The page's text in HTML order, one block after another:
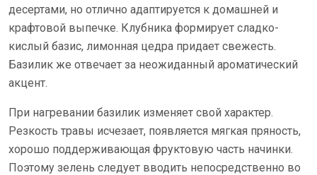
десертами, но отлично адаптируется к домашней и
крафтовой выпечке. Клубника формирует сладко-
кислый базис, лимонная цедра придает свежесть.
Базилик же отвечает за неожиданный ароматический
акцент.
При нагревании базилик изменяет свой характер.
Резкость травы исчезает, появляется мягкая пряность,
хорошо поддерживающая фруктовую часть начинки.
Поэтому зелень следует вводить непосредственно во